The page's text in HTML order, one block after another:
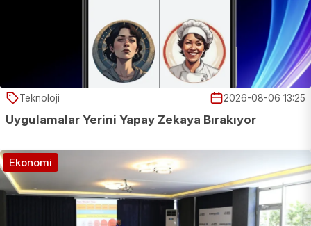
Teknoloji 2026-08-06 13:25
Uygulamalar Yerini Yapay Zekaya Bırakıyor
Ekonomi